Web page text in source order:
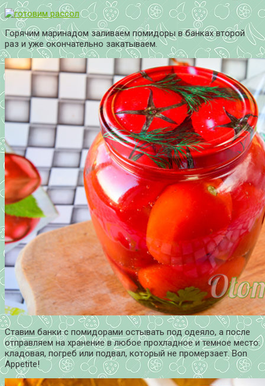
Горячим маринадом заливаем помидоры в банках второй
раз и уже окончательно закатываем.
Ставим банки с помидорами остывать под одеяло, а после
отправляем на хранение в любое прохладное и темное место:
кладовая, погреб или подвал, который не промерзает. Bon
Appetite!